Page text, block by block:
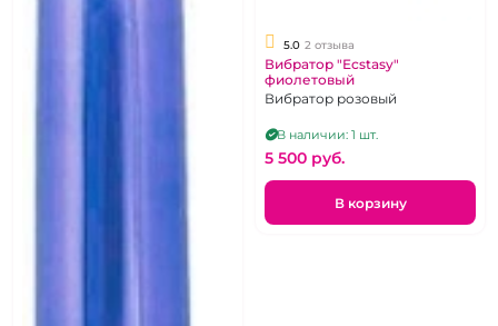
5.0 2 отзыва
Вибратор "Ecstasy"
фиолетовый
Вибратор розовый
В наличии: 1 шт.
5 500 pуб.
В корзину